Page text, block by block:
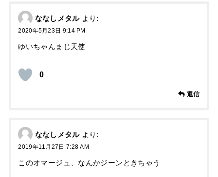
ななしメタル より:
2020年5月23日 9:14 PM
ゆいちゃんまじ天使
0
返信
ななしメタル より:
2019年11月27日 7:28 AM
このオマージュ、なんかジーンときちゃう